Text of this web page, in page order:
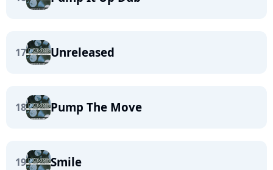
17 Unreleased
18 Pump The Move
19 Smile